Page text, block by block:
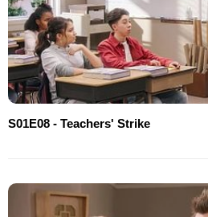
S01E08 - Teachers' Strike